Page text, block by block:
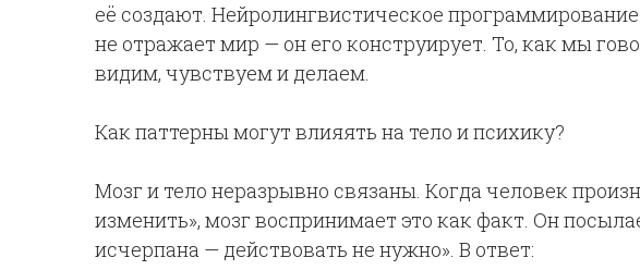
её создают. Нейролингвистическое
не отражает мир — он его конструирует. То, как мы
видим, чувствуем и делаем.
Как паттерны могут влияять на тело и психику?
Мозг и тело неразрывно связаны. Когда человек
изменить», мозг воспринимает это как факт. Он
исчерпана — действовать не нужно». В ответ: